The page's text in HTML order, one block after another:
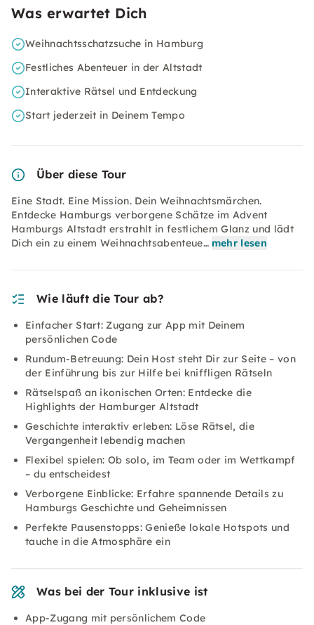
Was erwartet Dich
Weihnachtsschatzsuche in Hamburg
Festliches Abenteuer in der Altstadt
Interaktive Rätsel und Entdeckung
Start jederzeit in Deinem Tempo
Über diese Tour
Eine Stadt. Eine Mission. Dein Weihnachtsmärchen.
Entdecke Hamburgs verborgene Schätze im Advent
Hamburgs Altstadt erstrahlt in festlichem Glanz und lädt
Dich ein zu einem Weihnachtsabenteue… mehr lesen
Wie läuft die Tour ab?
Einfacher Start: Zugang zur App mit Deinem
persönlichen Code
Rundum-Betreuung: Dein Host steht Dir zur Seite – von
der Einführung bis zur Hilfe bei kniffligen Rätseln
Rätselspaß an ikonischen Orten: Entdecke die
Highlights der Hamburger Altstadt
Geschichte interaktiv erleben: Löse Rätsel, die
Vergangenheit lebendig machen
Flexibel spielen: Ob solo, im Team oder im Wettkampf
– du entscheidest
Verborgene Einblicke: Erfahre spannende Details zu
Hamburgs Geschichte und Geheimnissen
Perfekte Pausenstopps: Genieße lokale Hotspots und
tauche in die Atmosphäre ein
Was bei der Tour inklusive ist
App-Zugang mit persönlichem Code